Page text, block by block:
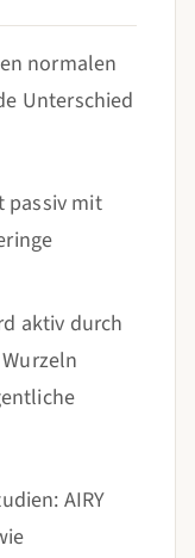
normalen
Unterschied
passiv mit
aktiv durch
AIRY